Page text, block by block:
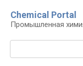
контенту
Chemical Portal
Промышленная